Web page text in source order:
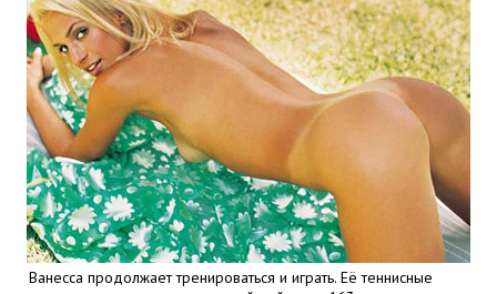
Ванесса продолжает тренироваться и играть. Её теннисные